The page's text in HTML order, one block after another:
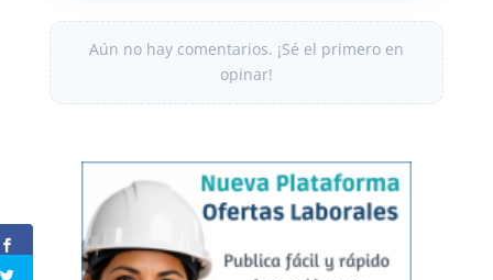
Aún no hay comentarios. ¡Sé el primero en
opinar!